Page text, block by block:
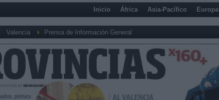
Inicio África Asia-Pacífico Europa
Valencia Prensa de Información General